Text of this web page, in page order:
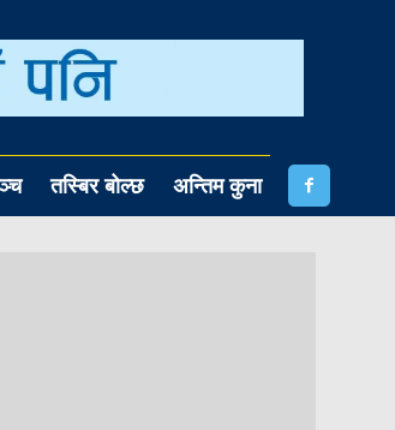
तस्बिर बोल्छ अन्तिम कुना